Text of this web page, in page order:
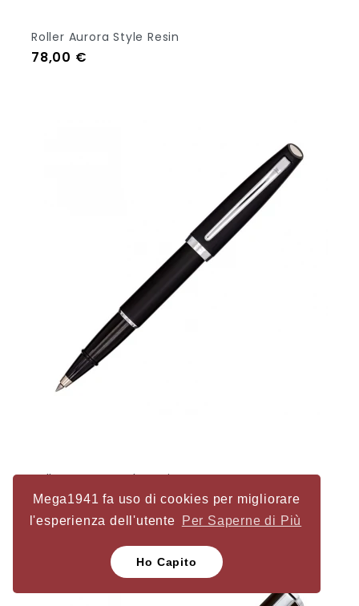
Mega1941 fa uso di cookies per migliorare
l'esperienza dell'utente
Per Saperne di Più
Ho Capito
Roller Aurora Style Resin
Prezzo
78,00 €
Roller Aurora Style Satin
Prezzo
80,00 €